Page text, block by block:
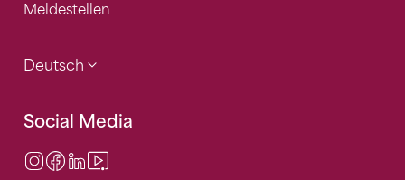
Meldestellen
Deutsch
Social Media
Instagram
Facebook
LinkedIn